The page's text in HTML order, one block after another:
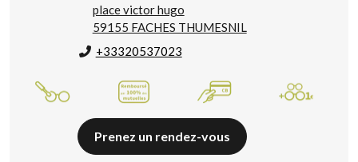
place victor hugo
59155 FACHES THUMESNIL
+33320537023
Prenez un rendez-vous